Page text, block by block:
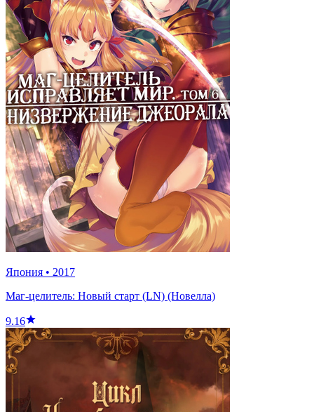
Япония • 2017
Маг-целитель: Новый старт (LN) (Новелла)
9.16